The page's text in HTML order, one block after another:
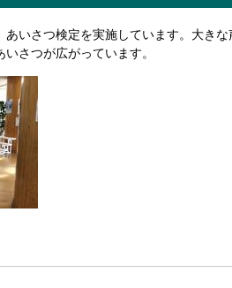
いさつ検定を実施しています。大き
さつが広がっています。